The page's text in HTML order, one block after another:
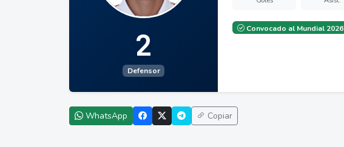
2
Defensor
Convocado al Mundial 2026
WhatsApp Copiar